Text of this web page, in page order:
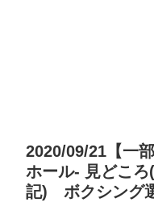
2020/09/21【一
ホール- 見どこ
記) ボクシング